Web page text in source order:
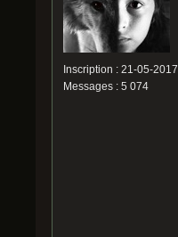
Inscription : 21-05-2017
Messages : 5 074